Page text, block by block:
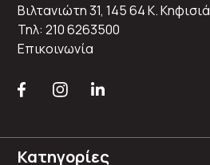
Βιλτανιώτη 31, 145 64 K. Κηφισιά
Τηλ: 210 6263500
Επικοινωνία
Κατηγορίες